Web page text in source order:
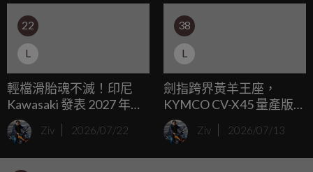
22
L
輕檔滑胎魂不滅！印尼
Kawasaki 發表 2027 年式
KLX150SM 與 KLX150SM
SE，售價約台幣 7.8 萬元
Ziv 2026/07/22
38
L
劍指跨界黃羊王座，
KYMCO CV-X45 量產版
亮相，X-TOWN ST 250
升級不加價 15.8 萬香爆全
Ziv 2026/07/13